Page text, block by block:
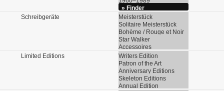
» Finder
Schreibgeräte
Meisterstück
Solitaire Meisterstück
Bohème / Rouge et Noir
Star Walker
Accessoires
Limited Editions
Writers Edition
Patron of the Art
Anniversary Editions
Skeleton Editions
Annual Edition